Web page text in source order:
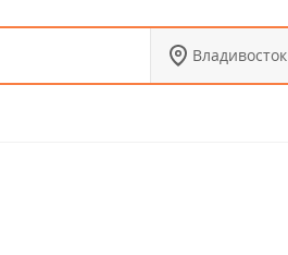
Владивосток